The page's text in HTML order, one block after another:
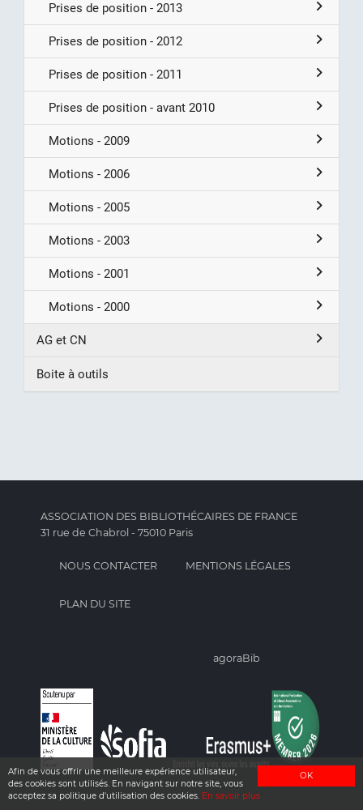
OK
Afin de vous offrir une meilleure expérience utilisateur,
des cookies sont utilisés. En navigant sur notre site, vous
acceptez sa politique d'utilisation des cookies. En savoir plus
Prises de position - 2013
Prises de position - 2012
Prises de position - 2011
Prises de position - avant 2010
Motions - 2009
Motions - 2006
Motions - 2005
Motions - 2003
Motions - 2001
Motions - 2000
AG et CN
Boite à outils
ASSOCIATION DES BIBLIOTHÉCAIRES DE FRANCE
31 rue de Chabrol - 75010 Paris
NOUS CONTACTER MENTIONS LÉGALES
PLAN DU SITE
agoraBib